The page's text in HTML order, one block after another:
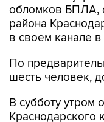
в своем канале в
По
В субботу утром
результате